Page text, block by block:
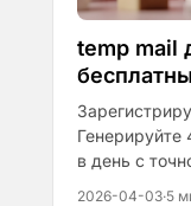
temp mail
в день с
2026-04-03·5